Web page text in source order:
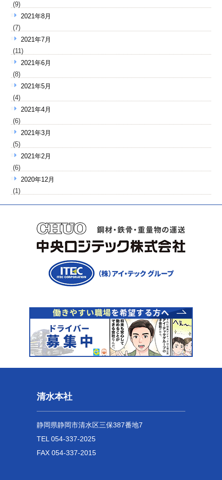
(9)
2021年8月
(7)
2021年7月
(11)
2021年6月
(8)
2021年5月
(4)
2021年4月
(6)
2021年3月
(5)
2021年2月
(6)
2020年12月
(1)
清水本社
静岡県静岡市清水区三保387番地7
TEL 054-337-2025
FAX 054-337-2015